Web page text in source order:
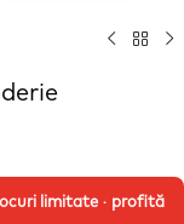
limitate · profită